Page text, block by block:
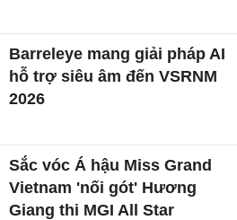
Barreleye mang giải pháp AI
hỗ trợ siêu âm đến VSRNM
2026
Sắc vóc Á hậu Miss Grand
Vietnam 'nối gót' Hương
Giang thi MGI All Star